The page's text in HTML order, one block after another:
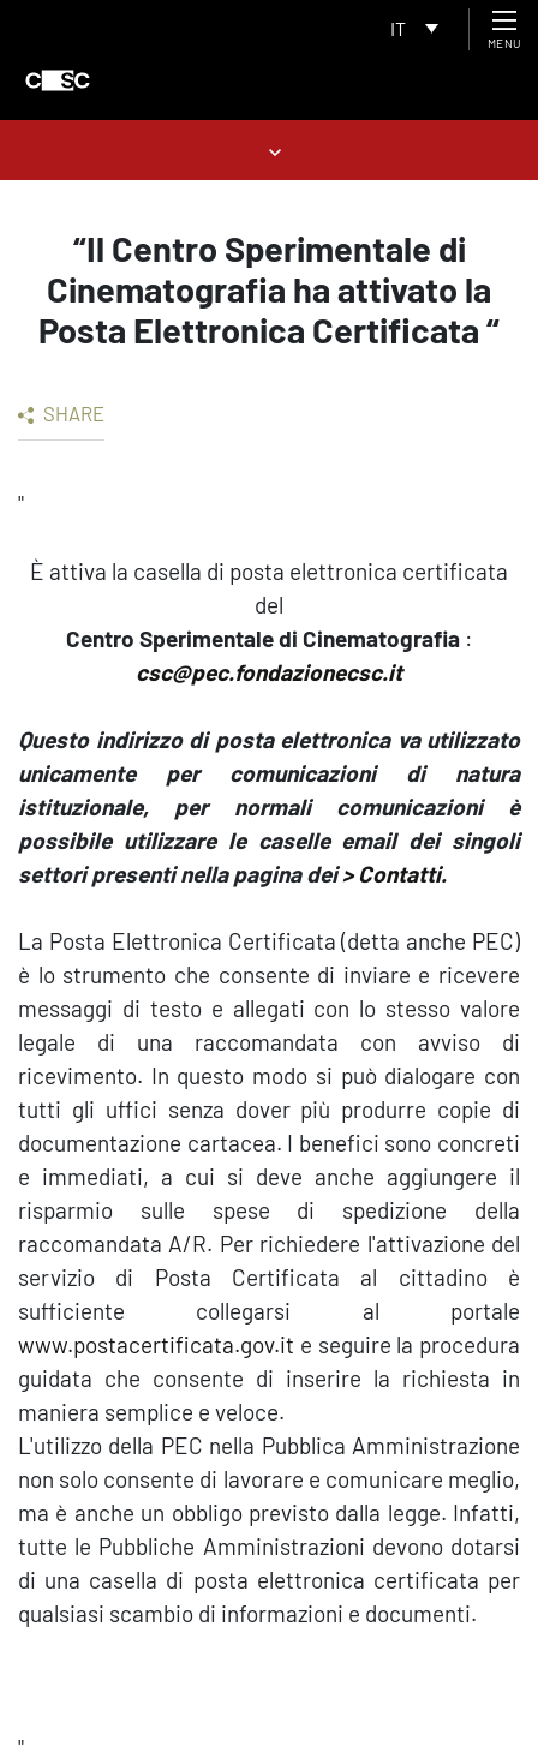
IT
MENU
“Il Centro Sperimentale di
Cinematografia ha attivato la
Posta Elettronica Certificata “
SHARE
"
È attiva la casella di posta elettronica certificata
del
Centro Sperimentale di Cinematografia :
csc@pec.fondazionecsc.it
Questo indirizzo di posta elettronica va utilizzato
unicamente per comunicazioni di natura
istituzionale, per normali comunicazioni è
possibile utilizzare le caselle email dei singoli
settori presenti nella pagina dei> Contatti.
La Posta Elettronica Certificata (detta anche PEC)
è lo strumento che consente di inviare e ricevere
messaggi di testo e allegati con lo stesso valore
legale di una raccomandata con avviso di
ricevimento. In questo modo si può dialogare con
tutti gli uffici senza dover più produrre copie di
documentazione cartacea. I benefici sono concreti
e immediati, a cui si deve anche aggiungere il
risparmio sulle spese di spedizione della
raccomandata A/R. Per richiedere l'attivazione del
servizio di Posta Certificata al cittadino è
sufficiente collegarsi al portale
www.postacertificata.gov.it e seguire la procedura
guidata che consente di inserire la richiesta in
maniera semplice e veloce.
L'utilizzo della PEC nella Pubblica Amministrazione
non solo consente di lavorare e comunicare meglio,
ma è anche un obbligo previsto dalla legge. Infatti,
tutte le Pubbliche Amministrazioni devono dotarsi
di una casella di posta elettronica certificata per
qualsiasi scambio di informazioni e documenti.
"